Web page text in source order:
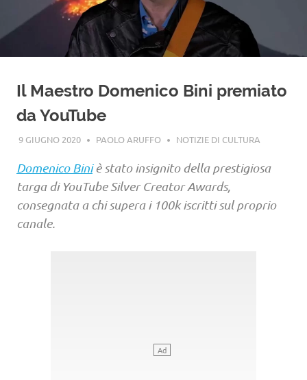
Il Maestro Domenico Bini premiato
da YouTube
9 GIUGNO 2020 PAOLO ARUFFO NOTIZIE DI CULTURA
Domenico Biniè stato insignito della prestigiosa
targa di YouTube Silver Creator Awards,
consegnata a chi supera i 100k iscritti sul proprio
canale.